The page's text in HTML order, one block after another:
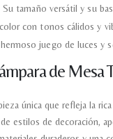
tamaño versátil y su
con tonos cálidos y
juego de luces y
de Mesa
única que refleja la
de estilos de decoración,